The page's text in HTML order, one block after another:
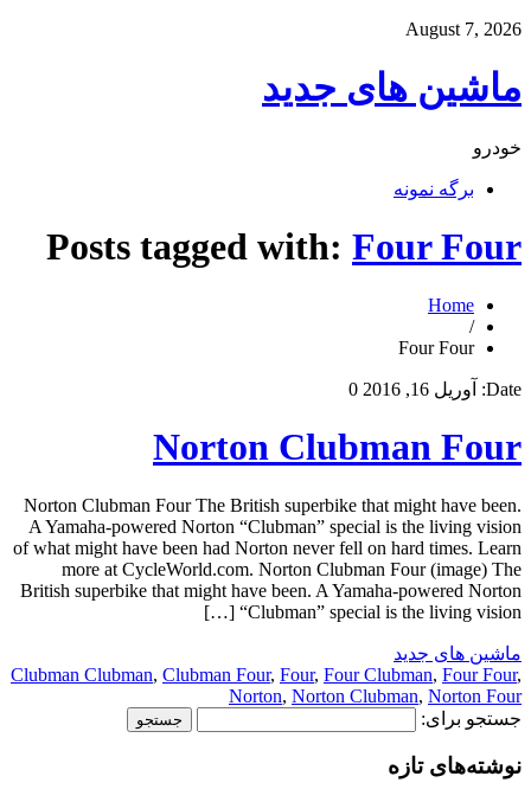
August 7, 2026
ماشین های جدید
خودرو
برگه نمونه
Posts tagged with: Four Four
Home
/
Four Four
Date: آوریل 16, 2016 0
Norton Clubman Four
Norton Clubman Four The British superbike that might have been.
A Yamaha-powered Norton “Clubman” special is the living vision
of what might have been had Norton never fell on hard times. Learn
more at CycleWorld.com. Norton Clubman Four (image) The
British superbike that might have been. A Yamaha-powered Norton
“Clubman” special is the living vision […]
ماشین های جدید
Clubman Clubman, Clubman Four, Four, Four Clubman, Four Four,
Norton, Norton Clubman, Norton Four
جستجو برای:
نوشته‌های تازه